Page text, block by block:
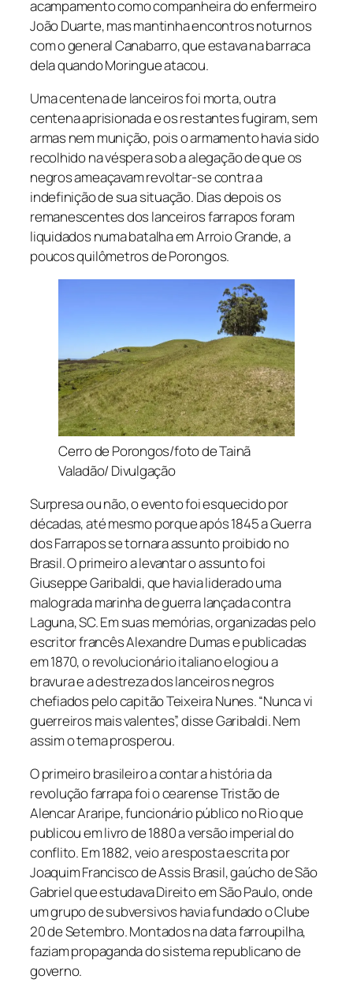
acampamento como companheira do enfermeiro
João Duarte, mas mantinha encontros noturnos
com o general Canabarro, que estava na barraca
dela quando Moringue atacou.
Uma centena de lanceiros foi morta, outra
centena aprisionada e os restantes fugiram, sem
armas nem munição, pois o armamento havia sido
recolhido na véspera sob a alegação de que os
negros ameaçavam revoltar-se contra a
indefinição de sua situação. Dias depois os
remanescentes dos lanceiros farrapos foram
liquidados numa batalha em Arroio Grande, a
poucos quilômetros de Porongos.
Cerro de Porongos/foto de Tainã
Valadão/ Divulgação
Surpresa ou não, o evento foi esquecido por
décadas, até mesmo porque após 1845 a Guerra
dos Farrapos se tornara assunto proibido no
Brasil. O primeiro a levantar o assunto foi
Giuseppe Garibaldi, que havia liderado uma
malograda marinha de guerra lançada contra
Laguna, SC. Em suas memórias, organizadas pelo
escritor francês Alexandre Dumas e publicadas
em 1870, o revolucionário italiano elogiou a
bravura e a destreza dos lanceiros negros
chefiados pelo capitão Teixeira Nunes. “Nunca vi
guerreiros mais valentes”, disse Garibaldi. Nem
assim o tema prosperou.
O primeiro brasileiro a contar a história da
revolução farrapa foi o cearense Tristão de
Alencar Araripe, funcionário público no Rio que
publicou em livro de 1880 a versão imperial do
conflito. Em 1882, veio a resposta escrita por
Joaquim Francisco de Assis Brasil, gaúcho de São
Gabriel que estudava Direito em São Paulo, onde
um grupo de subversivos havia fundado o Clube
20 de Setembro. Montados na data farroupilha,
faziam propaganda do sistema republicano de
governo.